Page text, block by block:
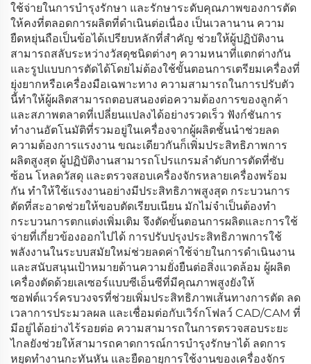
ใช้จ่ายในการบำรุงรักษา และรักษาระดับคุณภาพของการตัด
ให้คงที่ตลอดการผลิตที่ดำเนินต่อเนื่อง เป็นเวลานาน ความ
ยืดหยุ่นถือเป็นข้อได้เปรียบหลักที่สำคัญ ช่วยให้ผู้ปฏิบัติงาน
สามารถสลับระหว่างวัสดุชนิดต่างๆ ความหนาที่แตกต่างกัน
และรูปแบบการตัดได้โดยไม่ต้องใช้ขั้นตอนการเตรียมเครื่องที่
ยุ่งยากหรือเครื่องมือเฉพาะทาง ความสามารถในการปรับตัว
นี้ทำให้ผู้ผลิตสามารถตอบสนองต่อความต้องการของลูกค้า
และสภาพตลาดที่เปลี่ยนแปลงได้อย่างรวดเร็ว ฟังก์ชันการ
ทำงานอัตโนมัติที่รวมอยู่ในเครื่องจากผู้ผลิตชั้นนำช่วยลด
ความต้องการแรงงาน ขณะเดียวกันก็เพิ่มประสิทธิภาพการ
ผลิตสูงสุด ผู้ปฏิบัติงานสามารถโปรแกรมลำดับการตัดที่ซับ
ซ้อน โหลดวัสดุ และตรวจสอบเครื่องจักรหลายเครื่องพร้อม
กัน ทำให้ใช้แรงงานอย่างมีประสิทธิภาพสูงสุด กระบวนการ
ตัดที่สะอาดช่วยให้ขอบตัดเรียบเนียน มักไม่จำเป็นต้องทำ
กระบวนการตกแต่งเพิ่มเติม จึงตัดขั้นตอนการผลิตและการใช้
จ่ายที่เกี่ยวข้องออกไปได้ การปรับปรุงประสิทธิภาพการใช้
พลังงานในระบบสมัยใหม่ช่วยลดค่าใช้จ่ายในการดำเนินงาน
และสนับสนุนเป้าหมายด้านความยั่งยืนต่อสิ่งแวดล้อม ผู้ผลิต
เครื่องตัดด้วยเลเซอร์แบบซีเอ็นซีที่มีคุณภาพสูงยังให้
ซอฟต์แวร์ครบวงจรที่ช่วยเพิ่มประสิทธิภาพเส้นทางการตัด ลด
เวลาการประมวลผล และเชื่อมต่อกับเวิร์กโฟลว์ CAD/CAM ที่
มีอยู่ได้อย่างไร้รอยต่อ ความสามารถในการตรวจสอบระยะ
ไกลยังช่วยให้สามารถคาดการณ์การบำรุงรักษาได้ ลดการ
หยุดทำงานกะทันหัน และยืดอายุการใช้งานของเครื่องจักร